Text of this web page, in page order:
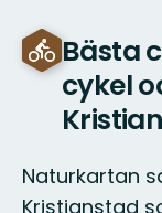
Bästa
cykel
Naturkartan
Kristianstad